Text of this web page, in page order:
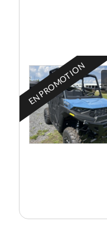
EN PROMOTION